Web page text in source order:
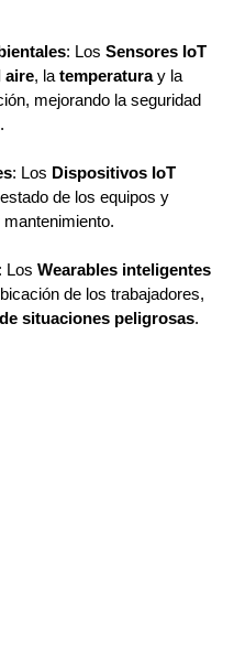
: Los Sensores IoT
aire, la temperaturay la
mejorando la seguridad
: Los Dispositivos IoT
de los equipos y
: Los Wearables inteligentes
de los trabajadores,
situaciones peligrosas.